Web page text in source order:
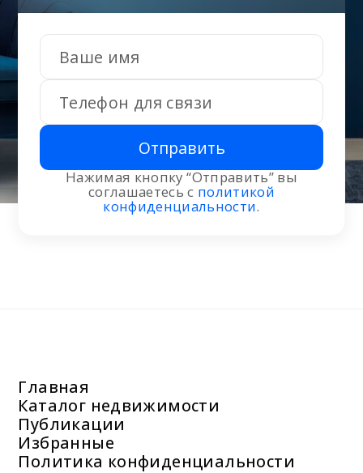
Отправить
Нажимая кнопку “Отправить” вы
соглашаетесь с политикой
конфиденциальности.
Главная
Каталог недвижимости
Публикации
Избранные
Политика конфиденциальности